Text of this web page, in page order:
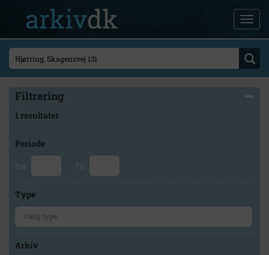
Filtrering
1 resultater
Periode
Fra Til
Type
Arkiv